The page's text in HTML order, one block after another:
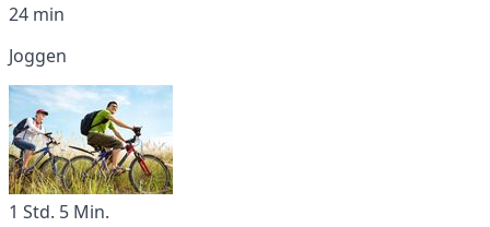
24 min
Joggen
1 Std. 5 Min.